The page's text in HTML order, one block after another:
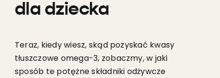
dla dziecka
Teraz, kiedy wiesz, skąd pozyskać kwasy
tłuszczowe omega-3, zobaczmy, w jaki
sposób te potężne składniki odżywcze